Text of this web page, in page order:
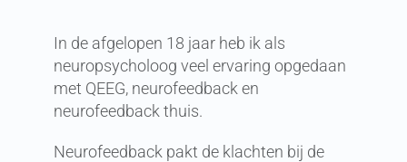
In de afgelopen 18 jaar heb ik als
neuropsycholoog veel ervaring opgedaan
met QEEG, neurofeedback en
neurofeedback thuis.
Neurofeedback pakt de klachten bij de